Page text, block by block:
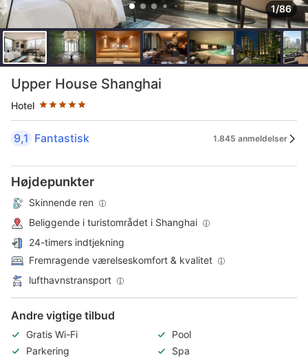
1/86
Upper House Shanghai
Hotel
Stjernebedømmelse 5 stjerner
9,1 Fantastisk 1.845 anmeldelser
Højdepunkter
Skinnende ren
Beliggende i turistområdet i Shanghai
24-timers indtjekning
Fremragende værelseskomfort & kvalitet
lufthavnstransport
Andre vigtige tilbud
Gratis Wi-Fi
Pool
Parkering
Spa